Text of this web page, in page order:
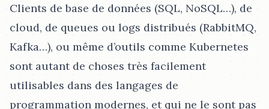
Clients de base de données (SQL, NoSQL…​), de
cloud, de queues ou logs distribués (RabbitMQ,
Kafka…​), ou même d’outils comme Kubernetes
sont autant de choses très facilement
utilisables dans des langages de
programmation modernes, et qui ne le sont pas